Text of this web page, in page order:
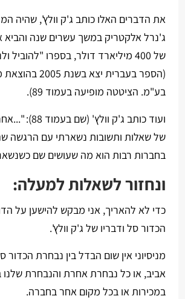
את הדברים האלו כותב ג'ק וולץ', שהיה
ג'נרל אלקטריק במשך עשרים שנה והביא
של 400 מיליארד דולר, בספרו "להוביל ולנצח" (
(הספר בעברית יצא
בע"מ. הציטטה מופיעה בעמוד 89).
ועוד כותב ג'ק
של שאלות ותשובות נשארתי עם הרגשה
בחברות רבות הוא מה שעושים שם
ונחזור לשאלות למעלה:
כדי לא להאריך, אני מבקש להישען על
הכדור סל ודבריו של ג'ק וולץ'.
מניסיוני אין שום הבדל בין נבחרת
אביב, או כל נבחרת אחרת והנבחרת שלנו
במכירות או בכל מקום אחר בחברה.